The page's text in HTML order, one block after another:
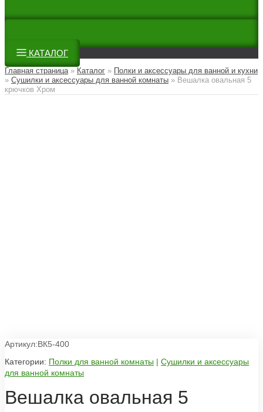
КАТАЛОГ
Главная страница» Каталог » Полки и аксессуары для ванной и кухни
» Сушилки и аксессуары для ванной комнаты » Вешалка овальная 5
крючков Хром
Артикул:ВК5-400
Категории: Полки для ванной комнаты | Сушилки и аксессуары
для ванной комнаты
Вешалка овальная 5